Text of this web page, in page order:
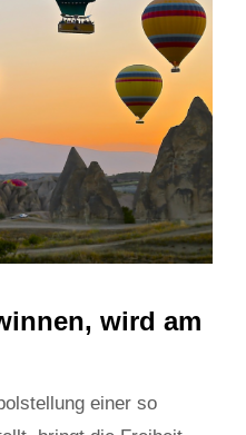
wird am
einer so